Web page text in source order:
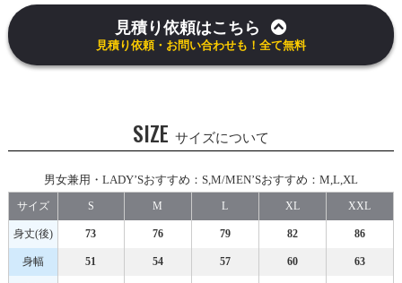
見積り依頼はこちら
見積り依頼・お問い合わせも！全て無料
SIZE サイズについて
男女兼用・LADY’Sおすすめ：S,M/MEN’Sおすすめ：M,L,XL
サイズ S M L XL XXL
身丈(後) 73 76 79 82 86
身幅 51 54 57 60 63